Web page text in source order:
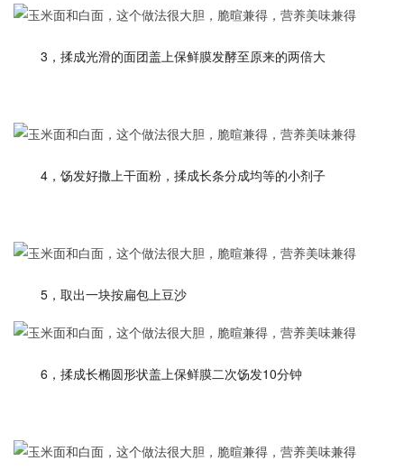
3，揉成光滑的面团盖上保鲜膜发酵至原来的两倍大
4，饧发好撒上干面粉，揉成长条分成均等的小剂子
5，取出一块按扁包上豆沙
6，揉成长椭圆形状盖上保鲜膜二次饧发10分钟